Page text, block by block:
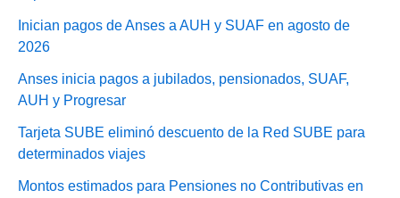
Inician pagos de Anses a AUH y SUAF en agosto de
2026
Anses inicia pagos a jubilados, pensionados, SUAF,
AUH y Progresar
Tarjeta SUBE eliminó descuento de la Red SUBE para
determinados viajes
Montos estimados para Pensiones no Contributivas en